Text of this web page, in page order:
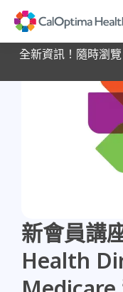
Content
全新資訊！隨時瀏覽
新會員講
Health